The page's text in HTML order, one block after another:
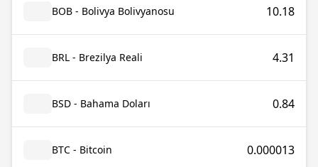
BOB - Bolivya Bolivyanosu 10.18
BRL - Brezilya Reali 4.31
BSD - Bahama Doları 0.84
BTC - Bitcoin 0.000013